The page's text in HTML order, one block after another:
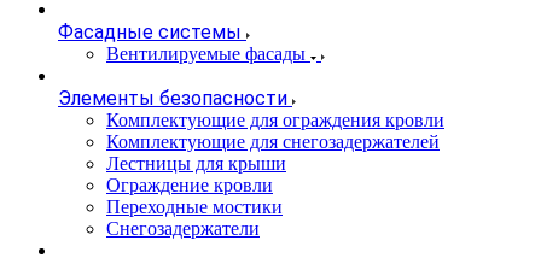
Фасадные системы
Вентилируемые фасады
Элементы безопасности
Комплектующие для ограждения кровли
Комплектующие для снегозадержателей
Лестницы для крыши
Ограждение кровли
Переходные мостики
Снегозадержатели